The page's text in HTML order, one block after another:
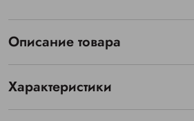
Описание товара
Характеристики